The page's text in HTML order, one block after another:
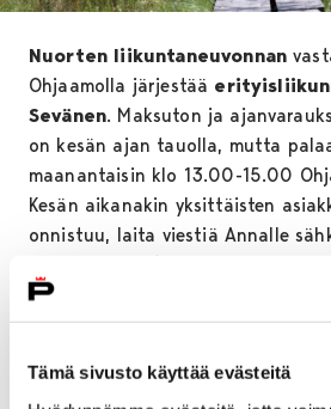
Tämä sivusto käyttää evästeitä
Nuorten liikuntaneuvonnan
Ohjaamolla järjestää
Sevänen. Maksuton ja
on kesän ajan tauolla, mutta
maanantaisin klo 13.00-15.00
Kesän aikanakin yksittäisten
onnistuu, laita viestiä Annalle
Lisäksi Ohjaamolla järjestetään
työpajoja, joissa liikkumista ja
Liikuntaneuvonnan lisäksi JOL-